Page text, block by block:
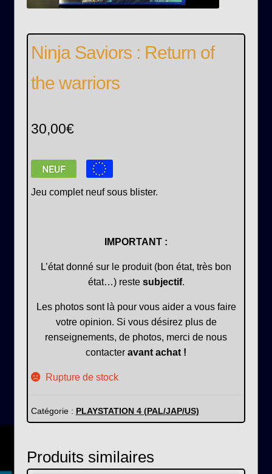
Ninja Saviors : Return of
the warriors
30,00€
Jeu complet neuf sous blister.
IMPORTANT :
L’état donné sur le produit (bon état, très bon
état…) reste subjectif.
Les photos sont là pour vous aider a vous faire
votre opinion. Si vous désirez plus de
renseignements, de photos, merci de nous
contacter avant achat !
Rupture de stock
Catégorie : PLAYSTATION 4 (PAL/JAP/US)
Produits similaires